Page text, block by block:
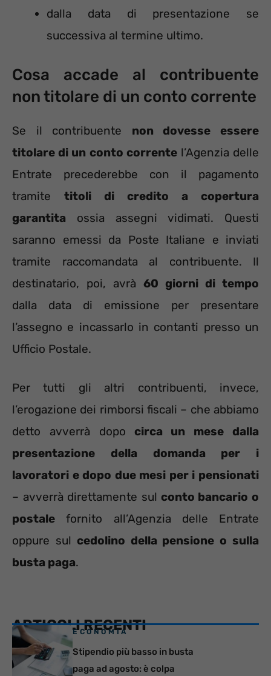
dalla data di presentazione se
successiva al termine ultimo.
Cosa accade al contribuente
non titolare di un conto corrente
Se il contribuente non dovesse essere
titolare di un conto correntel’Agenzia delle
Entrate precederebbe con il pagamento
tramite titoli di credito a copertura
garantita ossia assegni vidimati. Questi
saranno emessi da Poste Italiane e inviati
tramite raccomandata al contribuente. Il
destinatario, poi, avrà 60 giorni di tempo
dalla data di emissione per presentare
l’assegno e incassarlo in contanti presso un
Ufficio Postale.
Per tutti gli altri contribuenti, invece,
l’erogazione dei rimborsi fiscali – che abbiamo
detto avverrà dopo circa un mese dalla
presentazione della domanda per i
lavoratori e dopo due mesi per i pensionati
– avverrà direttamente sul conto bancario o
postale fornito all’Agenzia delle Entrate
oppure sul cedolino della pensione o sulla
busta paga.
ARTICOLI RECENTI
ECONOMIA
Stipendio più basso in busta
paga ad agosto: è colpa